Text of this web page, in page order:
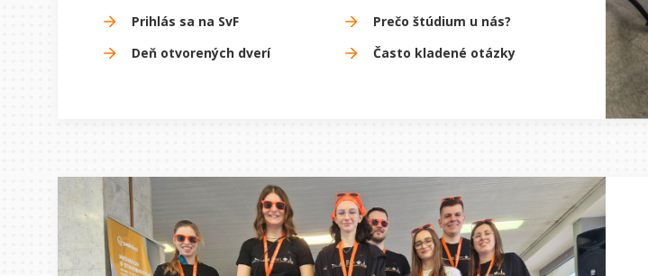
Prihlás sa na SvF
Deň otvorených dverí
Prečo štúdium u nás?
Často kladené otázky